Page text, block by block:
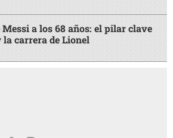
a los 68 años: el pilar clave
la carrera de Lionel